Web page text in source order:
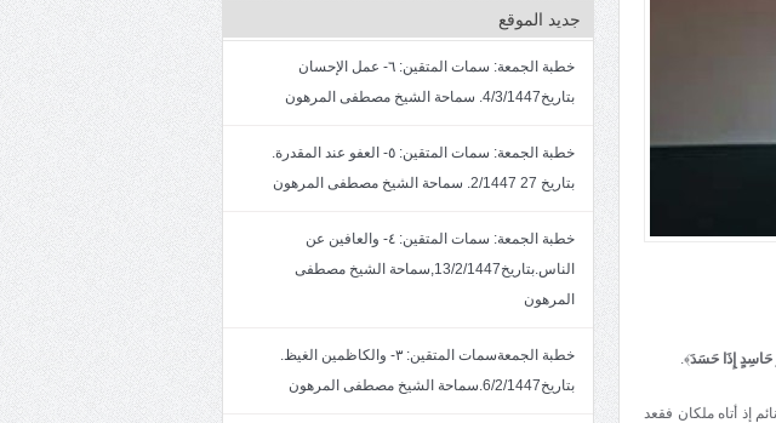
إِذَا حَسَدَ﴾.
إذ أتاه ملكان فقعد
جديد الموقع
خطبة الجمعة: سمات المتقين: ٦- عمل الإحسان
بتاريخ4/3/1447. سماحة الشيخ مصطفى المرهون
خطبة الجمعة: سمات المتقين: ٥- العفو عند المقدرة.
بتاريخ 27 2/1447. سماحة الشيخ مصطفى المرهون
خطبة الجمعة: سمات المتقين: ٤- والعافين عن
الناس.بتاريخ13/2/1447,سماحة الشيخ مصطفى
المرهون
خطبة الجمعةسمات المتقين: ٣- والكاظمين الغيظ.
بتاريخ6/2/1447.سماحة الشيخ مصطفى المرهون